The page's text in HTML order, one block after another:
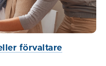
förvaltare